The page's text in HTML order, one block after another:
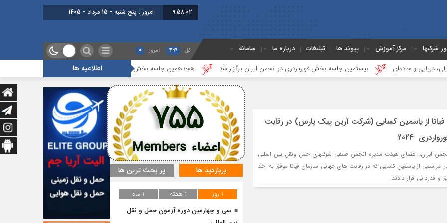
9:58:02 امروز : پنج شنبه - 15 مرداد - 1405
شرکتها مرکز آموزش پیوند ها تبلیغات درباره ما سامانه کل 499 امروز 0
اطلاعیه ها جاده‌ای بیستمین جلسه بخش فورواردری در انجمن ایران برگزار شد هجدهمین جلسه بخش جاده ای برگزار شد گزارشی از آخرین جلسه بخش
فیاتا از یاسمین کسایی (شرکت آرین پیک پارس) در رقابت
2024
ایران، اعضای هیئت مدیره انجمن صنفی شرکتهای حمل ونقل بین المللی
مردادماه، طی مراسمی از یاسمین کسایی که در رقابت های جهانی سازمان فیاتا موفق به اخذ
و قدردانی قرار دادند.
اعضاء Members
755
پربازدید ها پر بحث ترین ها
1 روز 1 هفته
1 ماه
سی و چهارمین دوره آزمون حمل و نقل